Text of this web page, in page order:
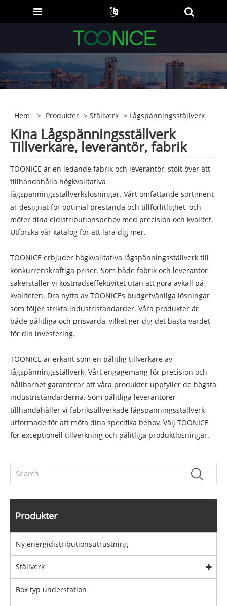
Hem > Produkter >Ställverk > Lågspänningsställverk
Kina Lågspänningsställverk
Tillverkare, leverantör, fabrik
TOONICE är en ledande fabrik och leverantör, stolt över att
tillhandahålla högkvalitativa
lågspänningsställverkslösningar. Vårt omfattande sortiment
är designat för optimal prestanda och tillförlitlighet, och
möter dina eldistributionsbehov med precision och kvalitet.
Utforska vår katalog för att lära dig mer.
TOONICE erbjuder högkvalitativa lågspänningsställverk till
konkurrenskraftiga priser. Som både fabrik och leverantör
säkerställer vi kostnadseffektivitet utan att göra avkall på
kvaliteten. Dra nytta av TOONICEs budgetvänliga lösningar
som följer strikta industristandarder. Våra produkter är
både pålitliga och prisvärda, vilket ger dig det bästa värdet
för din investering.
TOONICE är erkänt som en pålitlig tillverkare av
lågspänningsställverk. Vårt engagemang för precision och
hållbarhet garanterar att våra produkter uppfyller de högsta
industristandarderna. Som pålitliga leverantörer
tillhandahåller vi fabrikstillverkade lågspänningsställverk
utformade för att möta dina specifika behov. Välj TOONICE
för exceptionell tillverkning och pålitliga produktlösningar.
Produkter
Ny energidistributionsutrustning
Ställverk
Box typ understation